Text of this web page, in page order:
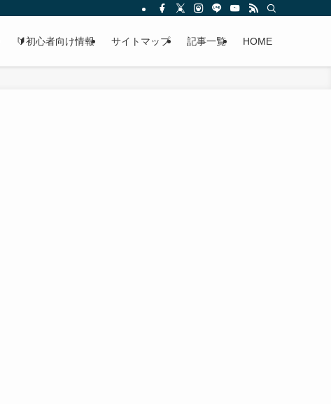
🔰初心者向け情報 サイトマップ 記事一覧 HOME